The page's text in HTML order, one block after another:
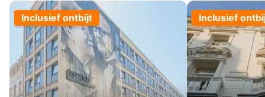
Inclusief ontbijt Inclusief